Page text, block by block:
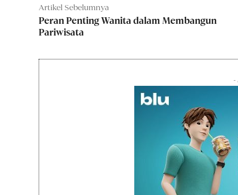
Artikel Sebelumnya
Peran Penting Wanita dalam Membangun
Pariwisata
-